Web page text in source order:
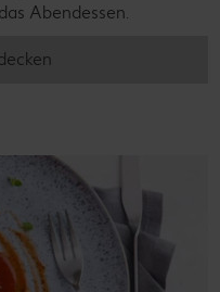
Abendessen.